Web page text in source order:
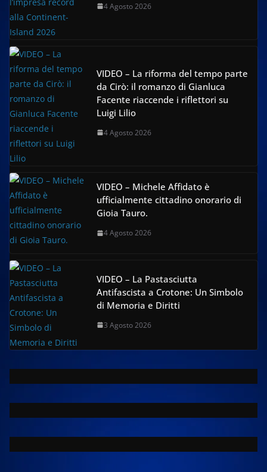
4 Agosto 2026
VIDEO – La riforma del tempo parte
da Cirò: il romanzo di Gianluca
Facente riaccende i riflettori su
Luigi Lilio
4 Agosto 2026
VIDEO – Michele Affidato è
ufficialmente cittadino onorario di
Gioia Tauro.
4 Agosto 2026
VIDEO – La Pastasciutta
Antifascista a Crotone: Un Simbolo
di Memoria e Diritti
3 Agosto 2026